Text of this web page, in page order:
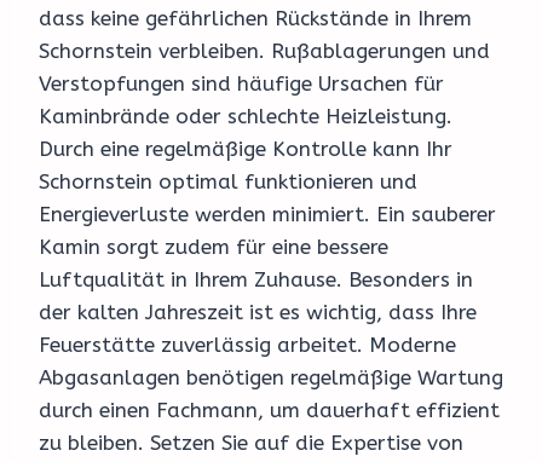
dass keine gefährlichen Rückstände in Ihrem
Schornstein verbleiben. Rußablagerungen und
Verstopfungen sind häufige Ursachen für
Kaminbrände oder schlechte Heizleistung.
Durch eine regelmäßige Kontrolle kann Ihr
Schornstein optimal funktionieren und
Energieverluste werden minimiert. Ein sauberer
Kamin sorgt zudem für eine bessere
Luftqualität in Ihrem Zuhause. Besonders in
der kalten Jahreszeit ist es wichtig, dass Ihre
Feuerstätte zuverlässig arbeitet. Moderne
Abgasanlagen benötigen regelmäßige Wartung
durch einen Fachmann, um dauerhaft effizient
zu bleiben. Setzen Sie auf die Expertise von